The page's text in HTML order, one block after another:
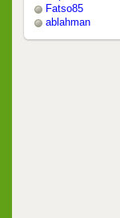
Fatso85
ablahman